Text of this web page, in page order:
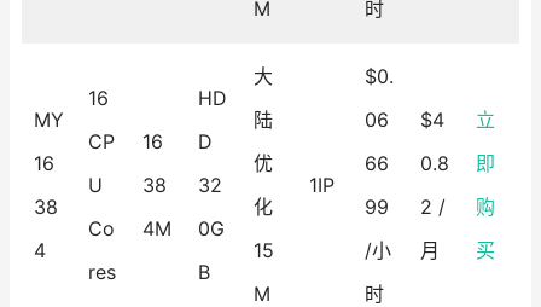
M 时
MY
16
38
4
16
CP
U
Co
res
16
38
4M
HD
D
32
0G
B
大
陆
优
化
15
M
1IP
$0.
06
66
99
/小
时
$4
0.8
2 /
月
立
即
购
买